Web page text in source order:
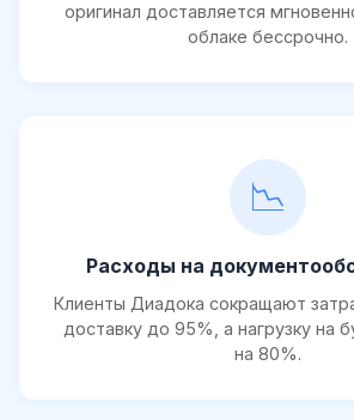
оригинал доставляется
облаке бессрочно.
📉
Расходы на
Клиенты Диадока сокращают
доставку до 95%, а нагрузку на
на 80%.